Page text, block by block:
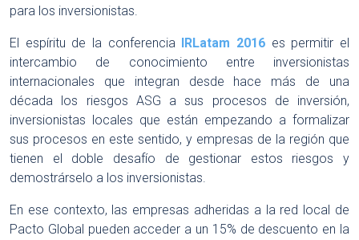
para los inversionistas.
El espíritu de la conferenciaIRLatam 2016 es permitir el
intercambio de conocimiento entre inversionistas
internacionales que integran desde hace más de una
década los riesgos ASG a sus procesos de inversión,
inversionistas locales que están empezando a formalizar
sus procesos en este sentido, y empresas de la región que
tienen el doble desafío de gestionar estos riesgos y
demostrárselo a los inversionistas.
En ese contexto, las empresas adheridas a la red local de
Pacto Global pueden acceder a un 15% de descuento en la